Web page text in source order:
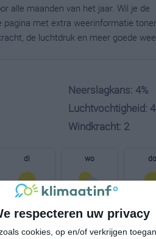
respecteren uw privacy
cookies, op en/of verkrijgen
alle maanden van het jaar. Wil je de
pagina met extra weerinformatie
de luchtdruk en meer goede
Neerslagkans: 4%
Luchtvochtigheid:
Windkracht: 2
di wo do
13°C 18°C